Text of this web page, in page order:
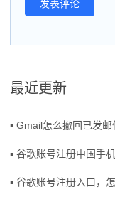
最近更新
▪ 谷歌账号注册入口，